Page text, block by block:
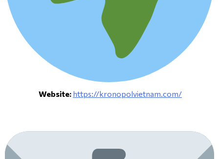
Website: https://kronopolvietnam.com/